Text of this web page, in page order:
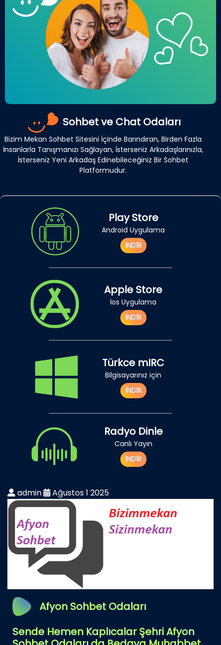
Sohbet ve Chat Odaları
Bizim Mekan Sohbet Sitesini İçinde Barındıran, Birden Fazla
İnsanlarla Tanışmanızı Sağlayan, İsterseniz Arkadaşlarınızla,
İsterseniz Yeni Arkadaş Edinebileceğiniz Bir Sohbet
Platformudur.
Play Store
Android Uygulama
İNDİR
Apple Store
İos Uygulama
İNDİR
Türkce mIRC
Bilgisayarınız için
İNDİR
Radyo Dinle
Canlı Yayın
İNDİR
admin Ağustos 1 2025
Afyon Sohbet Odaları
Sende Hemen Kaplıcalar Şehri Afyon